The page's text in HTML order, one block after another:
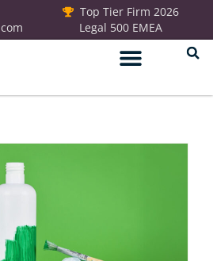
Top Tier Firm 2026
Legal 500 EMEA